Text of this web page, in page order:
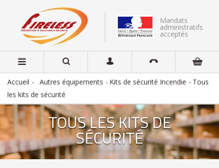
Mandats
administratifs
acceptés
Accueil Autres équipements Kits de sécurité Incendie
Tous
les kits de sécurité
TOUS LES KITS DE
SÉCURITÉ